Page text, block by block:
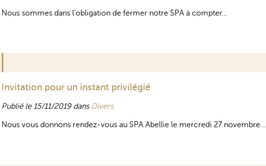
Nous sommes dans l’obligation de fermer notre SPA à compter…
Invitation pour un instant privilégié
Publié le 15/11/2019 dans Divers
Nous vous donnons rendez-vous au SPA Abellie le mercredi 27 novembre…